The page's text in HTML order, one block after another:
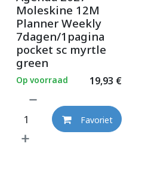
Moleskine 12M
Planner Weekly
7dagen/1pagina
pocket sc myrtle
green
19,93 €
Op voorraad
Favoriet